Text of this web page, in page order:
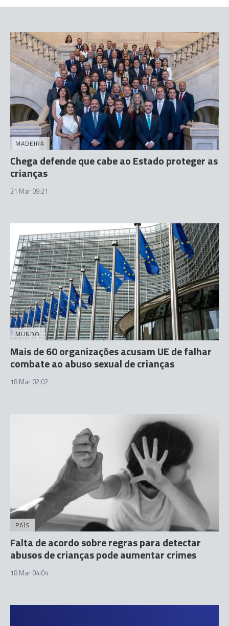
MADEIRA
Chega defende que cabe ao Estado proteger as
crianças
21 Mar 09:21
MUNDO
Mais de 60 organizações acusam UE de falhar
combate ao abuso sexual de crianças
18 Mar 02:02
PAÍS
Falta de acordo sobre regras para detectar
abusos de crianças pode aumentar crimes
18 Mar 04:04